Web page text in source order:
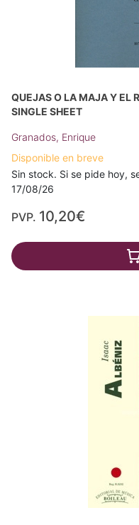
QUEJAS O LA MAJA Y EL
SINGLE SHEET
Granados, Enrique
Disponible en breve
Sin stock. Si se pide hoy,
17/08/26
PVP. 10,20€